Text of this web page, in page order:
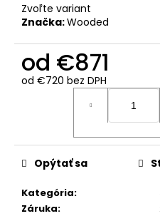
Zvoľte variant
Značka:Wooded
od €871
od €720 bez DPH
Jednotková
Kategória:
Záruka:
Opýtať sa